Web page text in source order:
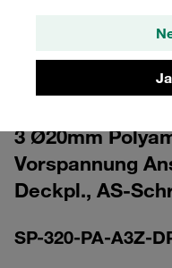
Bitte beachten Sie: Das Bild
3 Ø20mm
Vorspannung
Deckpl., AS-
SP-320-PA-A3Z-